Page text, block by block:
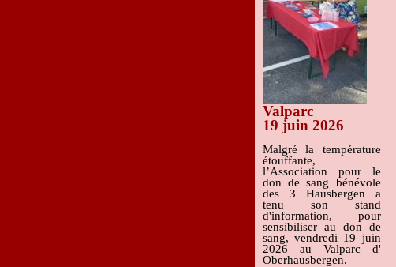
Valparc
19 juin 2026
Malgré la température
étouffante,
l’Association pour le
don de sang bénévole
des 3 Hausbergen a
tenu son stand
d'information, pour
sensibiliser au don de
sang, vendredi 19 juin
2026 au Valparc d'
Oberhausbergen.